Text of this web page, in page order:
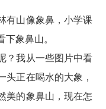
有山像象鼻，小学课
象鼻山。
？我从一些图片中看
头正在喝水的大象，
美的象鼻山，现在怎